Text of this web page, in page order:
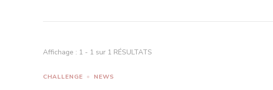
Affichage : 1 - 1 sur 1 RÉSULTATS
CHALLENGE NEWS